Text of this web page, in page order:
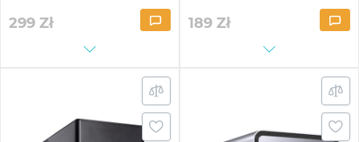
299 Zł 189 Zł